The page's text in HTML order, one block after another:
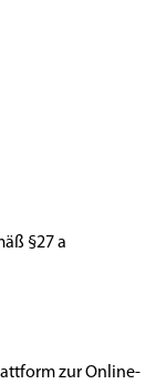
§27 a
zur Online-